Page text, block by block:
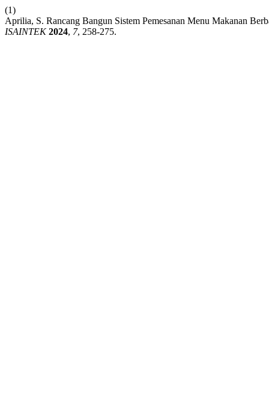
(1)
Aprilia, S. Rancang Bangun Sistem Pemesanan Menu Makanan
ISAINTEK 2024, 7, 258-275.